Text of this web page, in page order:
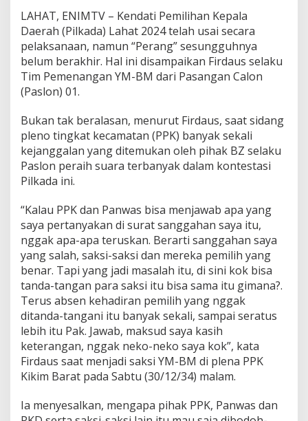
t
D
i
t
e
m
n
S
a
r
a
e
c
u
r
a
n
g
a
,
T
i
m
Y
M
“
LAHAT, ENIMTV – Kendati Pemilihan Kepala
Daerah (Pilkada) Lahat 2024 telah usai secara
pelaksanaan, namun “Perang” sesungguhnya
belum berakhir. Hal ini disampaikan Firdaus selaku
Tim Pemenangan YM-BM dari Pasangan Calon
(Paslon) 01.
Bukan tak beralasan, menurut Firdaus, saat sidang
pleno tingkat kecamatan (PPK) banyak sekali
kejanggalan yang ditemukan oleh pihak BZ selaku
Paslon peraih suara terbanyak dalam kontestasi
Pilkada ini.
“Kalau PPK dan Panwas bisa menjawab apa yang
saya pertanyakan di surat sanggahan saya itu,
nggak apa-apa teruskan. Berarti sanggahan saya
yang salah, saksi-saksi dan mereka pemilih yang
benar. Tapi yang jadi masalah itu, di sini kok bisa
tanda-tangan para saksi itu bisa sama itu gimana?.
Terus absen kehadiran pemilih yang nggak
ditanda-tangani itu banyak sekali, sampai seratus
lebih itu Pak. Jawab, maksud saya kasih
keterangan, nggak neko-neko saya kok”, kata
Firdaus saat menjadi saksi YM-BM di plena PPK
Kikim Barat pada Sabtu (30/12/34) malam.
Ia menyesalkan, mengapa pihak PPK, Panwas dan